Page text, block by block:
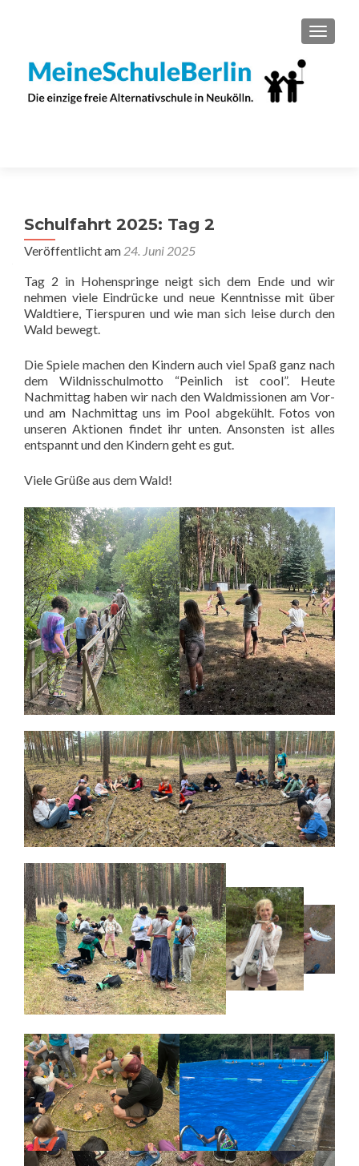
Schulfahrt 2025: Tag 2
Veröffentlicht am 24. Juni 2025
Tag 2 in Hohenspringe neigt sich dem Ende und wir
nehmen viele Eindrücke und neue Kenntnisse mit über
Waldtiere, Tierspuren und wie man sich leise durch den
Wald bewegt.
Die Spiele machen den Kindern auch viel Spaß ganz nach
dem Wildnisschulmotto “Peinlich ist cool”. Heute
Nachmittag haben wir nach den Waldmissionen am Vor-
und am Nachmittag uns im Pool abgekühlt. Fotos von
unseren Aktionen findet ihr unten. Ansonsten ist alles
entspannt und den Kindern geht es gut.
Viele Grüße aus dem Wald!